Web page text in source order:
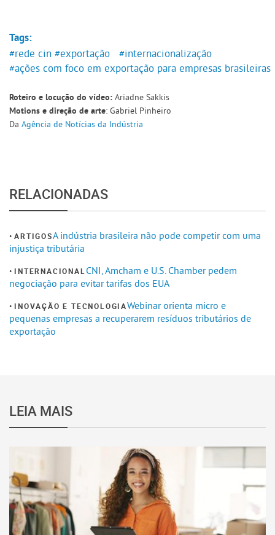
Tags:
#rede cin #exportação
#internacionalização
#ações com foco em exportação para empresas brasileiras
Roteiro e locução do vídeo: Ariadne Sakkis
Motions e direção de arte: Gabriel Pinheiro
Da Agência de Notícias da Indústria
RELACIONADAS
ARTIGOSA indústria brasileira não pode competir com uma
injustiça tributária
INTERNACIONAL CNI, Amcham e U.S. Chamber pedem
negociação para evitar tarifas dos EUA
INOVAÇÃO E TECNOLOGIAWebinar orienta micro e
pequenas empresas a recuperarem resíduos tributários de
exportação
LEIA MAIS